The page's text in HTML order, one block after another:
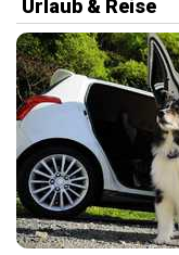
Urlaub & Reise